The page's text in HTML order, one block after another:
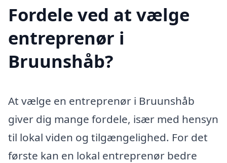
Fordele ved at vælge
entreprenør i
Bruunshåb?
At vælge en entreprenør i Bruunshåb
giver dig mange fordele, især med hensyn
til lokal viden og tilgængelighed. For det
første kan en lokal entreprenør bedre